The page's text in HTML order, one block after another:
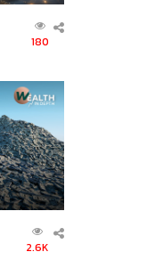
180
2.6K